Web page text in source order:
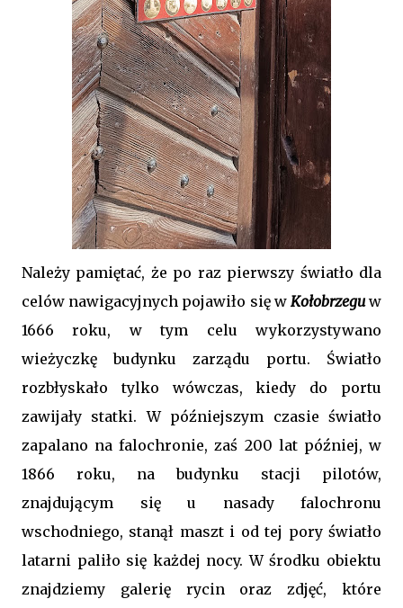
Należy pamiętać, że po raz pierwszy światło dla
celów nawigacyjnych pojawiło się w Kołobrzeguw
1666 roku, w tym celu wykorzystywano
wieżyczkę budynku zarządu portu. Światło
rozbłyskało tylko wówczas, kiedy do portu
zawijały statki. W późniejszym czasie światło
zapalano na falochronie, zaś 200 lat później, w
1866 roku, na budynku stacji pilotów,
znajdującym się u nasady falochronu
wschodniego, stanął maszt i od tej pory światło
latarni paliło się każdej nocy. W środku obiektu
znajdziemy galerię rycin oraz zdjęć, które